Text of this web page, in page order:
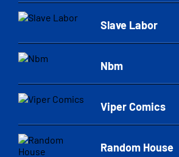
Slave Labor
Nbm
Viper Comics
Random House